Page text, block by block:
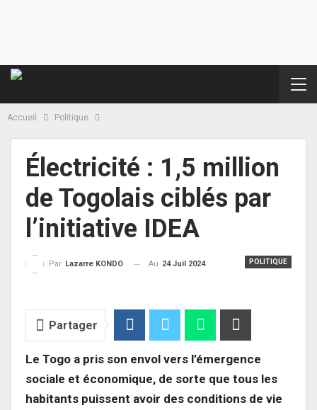
Accueil Politique
Électricité : 1,5 million
de Togolais ciblés par
l’initiative IDEA
POLITIQUE
Par Lazarre KONDO Au 24 Juil 2024
Partager
Le Togo a pris son envol vers l’émergence
sociale et économique, de sorte que tous les
habitants puissent avoir des conditions de vie